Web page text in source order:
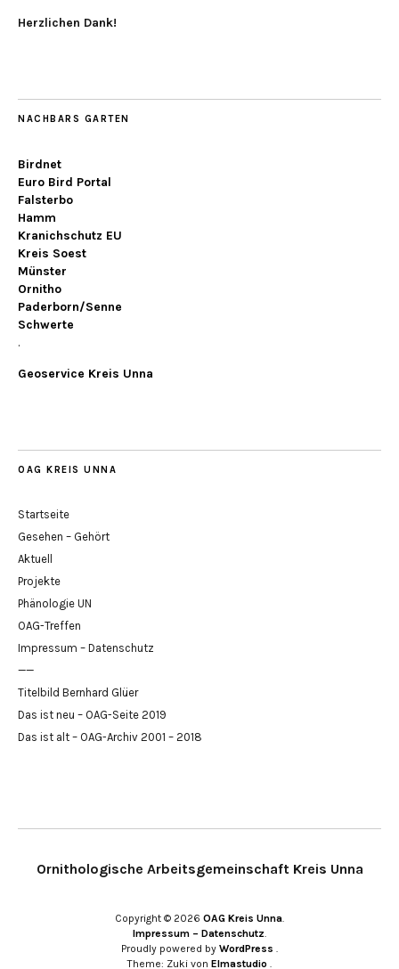
Herzlichen Dank!
NACHBARS GARTEN
Birdnet
Euro Bird Portal
Falsterbo
Hamm
Kranichschutz EU
Kreis Soest
Münster
Ornitho
Paderborn/Senne
Schwerte
.
Geoservice Kreis Unna
OAG KREIS UNNA
Startseite
Gesehen – Gehört
Aktuell
Projekte
Phänologie UN
OAG-Treffen
Impressum – Datenschutz
——
Titelbild Bernhard Glüer
Das ist neu – OAG-Seite 2019
Das ist alt – OAG-Archiv 2001 – 2018
Ornithologische Arbeitsgemeinschaft Kreis Unna
Copyright © 2026 OAG Kreis Unna
Impressum – Datenschutz
Proudly powered by WordPress
Theme: Zuki von Elmastudio